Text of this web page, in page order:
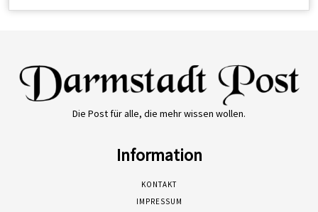
Die Post für alle, die mehr wissen wollen.
Information
KONTAKT
IMPRESSUM